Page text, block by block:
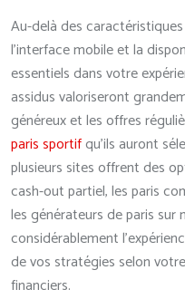
Au-delà des
l’interface mobile et la
essentiels dans votre
assidus valoriseront
généreux et les offres
paris sportifqu’ils auront
plusieurs sites offrent des
cash-out partiel, les paris
les générateurs de paris sur
considérablement
de vos stratégies selon
financiers.